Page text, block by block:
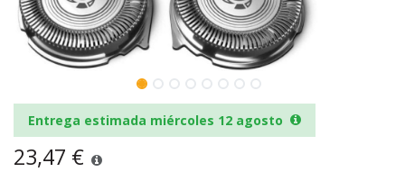
Entrega estimada miércoles 12 agosto
23,47 €